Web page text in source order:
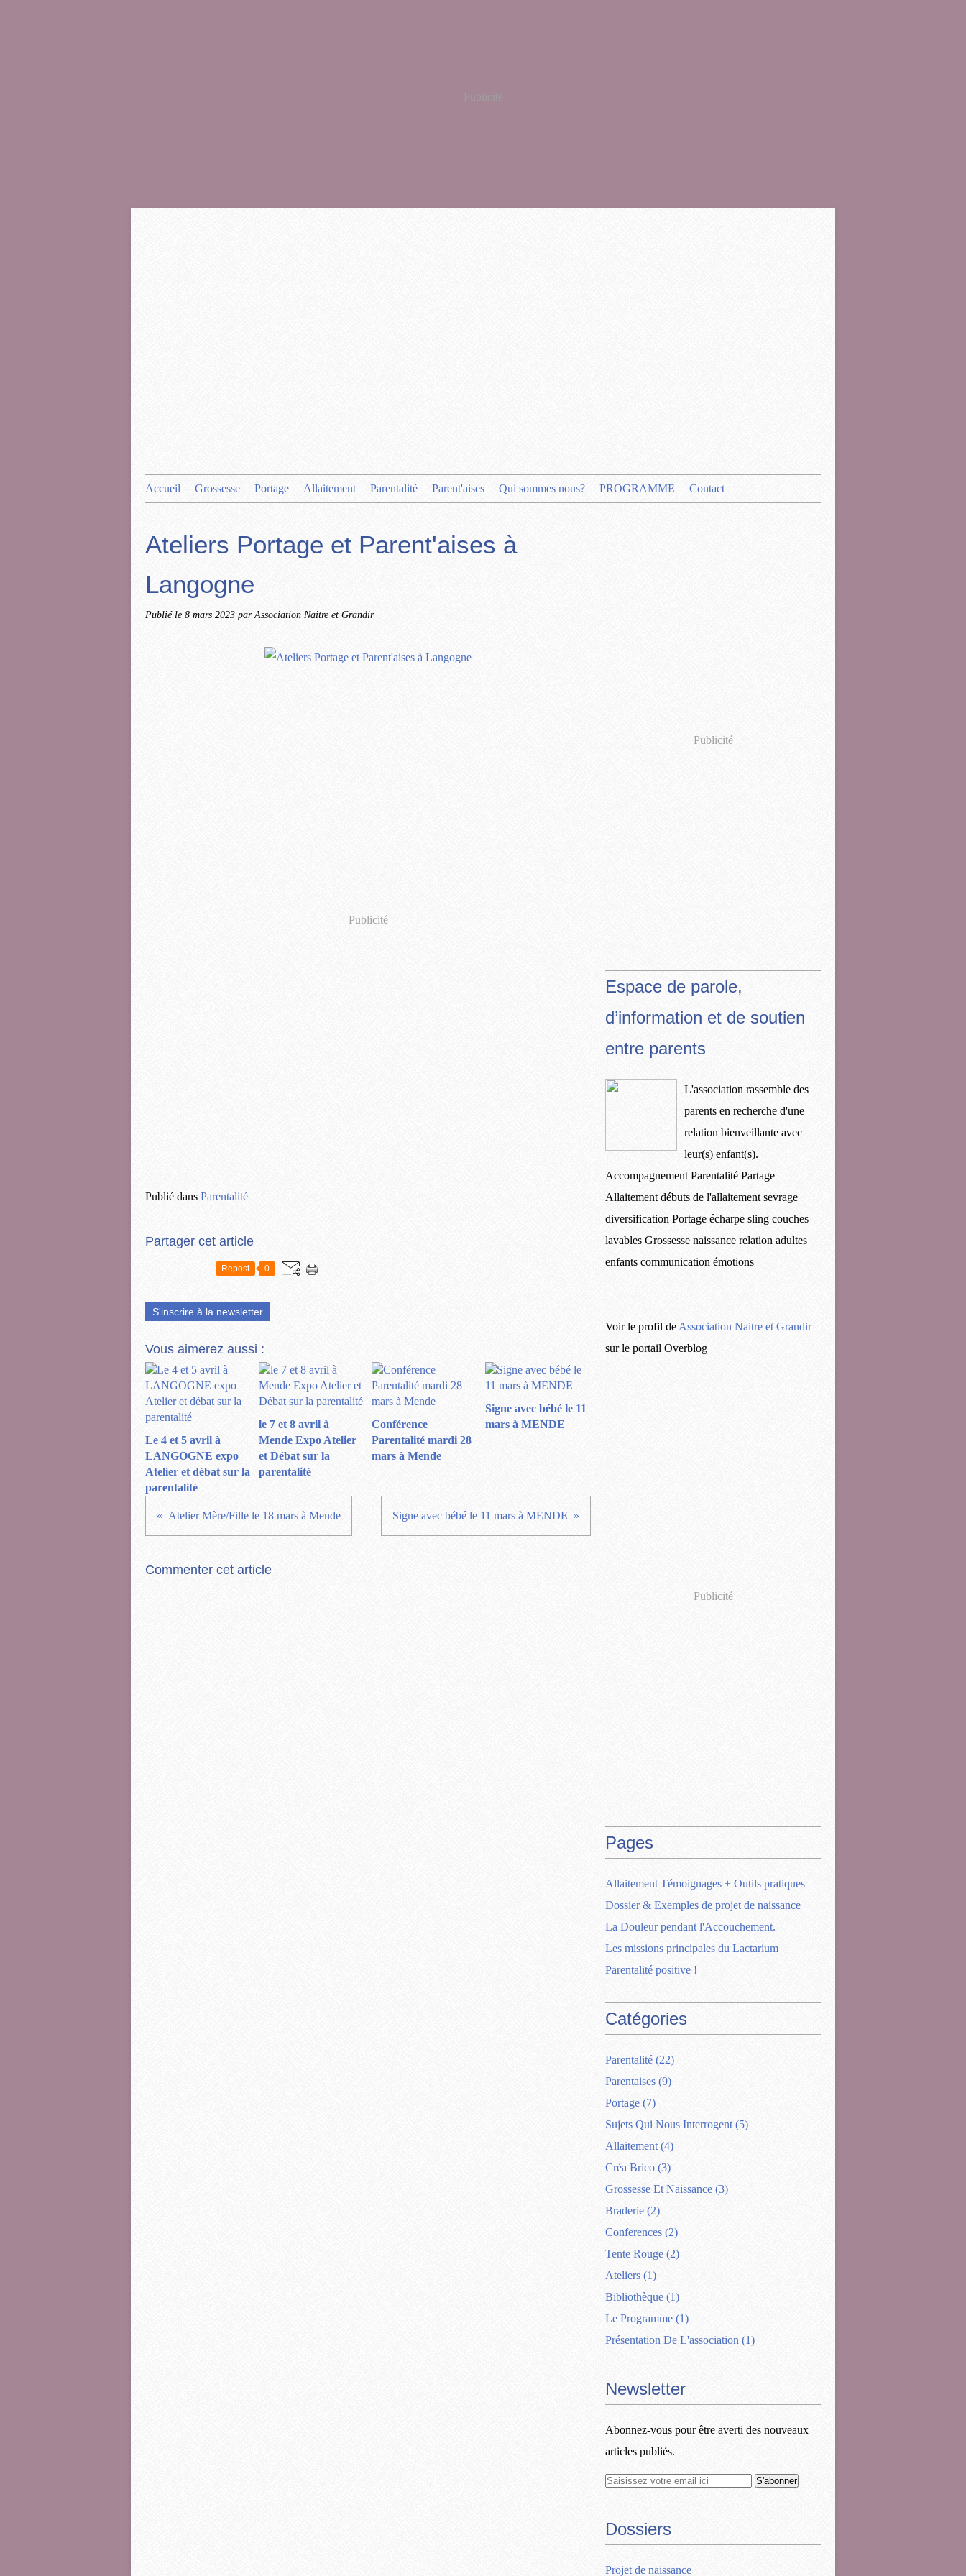
Publicité
Accueil Grossesse Portage Allaitement Parentalité Parent'aises Qui sommes nous? PROGRAMME Contact
Ateliers Portage et Parent'aises à
Langogne
Publié le 8 mars 2023 par Association Naitre et Grandir
Publicité
Publié dans Parentalité
Partager cet article
Repost 0
S'inscrire à la newsletter
Vous aimerez aussi :
Le 4 et 5 avril à
LANGOGNE expo
Atelier et débat sur la
parentalité
le 7 et 8 avril à
Mende Expo Atelier
et Débat sur la
parentalité
Conférence
Parentalité mardi 28
mars à Mende
Signe avec bébé le 11
mars à MENDE
Atelier Mère/Fille le 18 mars à Mende Signe avec bébé le 11 mars à MENDE
Commenter cet article
Publicité
Espace de parole,
d’information et de soutien
entre parents
L'association rassemble des
parents en recherche d'une
relation bienveillante avec
leur(s) enfant(s).
Accompagnement Parentalité Partage
Allaitement débuts de l'allaitement sevrage
diversification Portage écharpe sling couches
lavables Grossesse naissance relation adultes
enfants communication émotions
Voir le profil de Association Naitre et Grandir
sur le portail Overblog
Publicité
Pages
Allaitement Témoignages + Outils pratiques
Dossier & Exemples de projet de naissance
La Douleur pendant l'Accouchement.
Les missions principales du Lactarium
Parentalité positive !
Catégories
Parentalité (22)
Parentaises (9)
Portage (7)
Sujets Qui Nous Interrogent (5)
Allaitement (4)
Créa Brico (3)
Grossesse Et Naissance (3)
Braderie (2)
Conferences (2)
Tente Rouge (2)
Ateliers (1)
Bibliothèque (1)
Le Programme (1)
Présentation De L'association (1)
Newsletter
Abonnez-vous pour être averti des nouveaux
articles publiés.
Dossiers
Projet de naissance